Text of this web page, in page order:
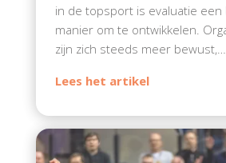
in de topsport is evaluatie een
manier om te ontwikkelen.
zijn zich steeds meer bewust,…